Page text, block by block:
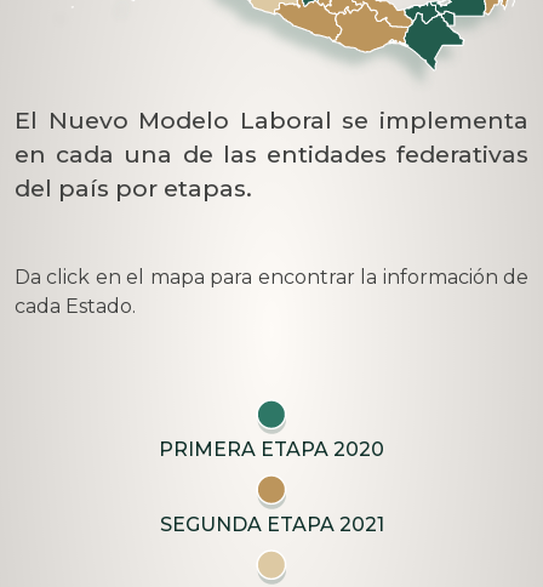
El Nuevo Modelo Laboral se implementa
en cada una de las entidades federativas
del país por etapas.
Da click en el mapa para encontrar la información de
cada Estado.
PRIMERA ETAPA 2020
SEGUNDA ETAPA 2021